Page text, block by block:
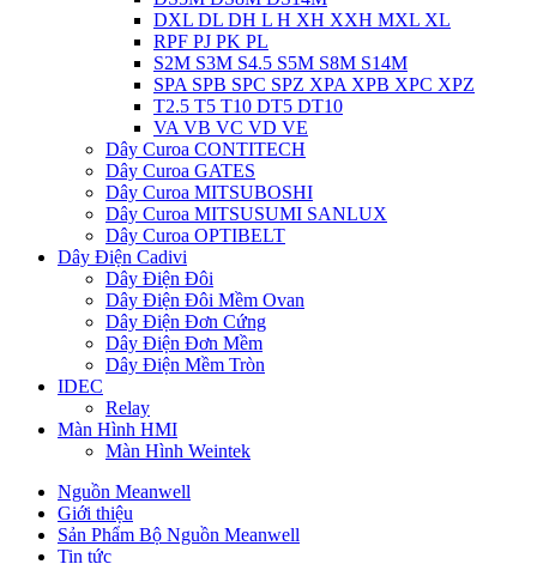
DXL DL DH L H XH XXH MXL XL
RPF PJ PK PL
S2M S3M S4.5 S5M S8M S14M
SPA SPB SPC SPZ XPA XPB XPC XPZ
T2.5 T5 T10 DT5 DT10
VA VB VC VD VE
Dây Curoa CONTITECH
Dây Curoa GATES
Dây Curoa MITSUBOSHI
Dây Curoa MITSUSUMI SANLUX
Dây Curoa OPTIBELT
Dây Điện Cadivi
Dây Điện Đôi
Dây Điện Đôi Mềm Ovan
Dây Điện Đơn Cứng
Dây Điện Đơn Mềm
Dây Điện Mềm Tròn
IDEC
Relay
Màn Hình HMI
Màn Hình Weintek
Nguồn Meanwell
Giới thiệu
Sản Phẩm Bộ Nguồn Meanwell
Tin tức